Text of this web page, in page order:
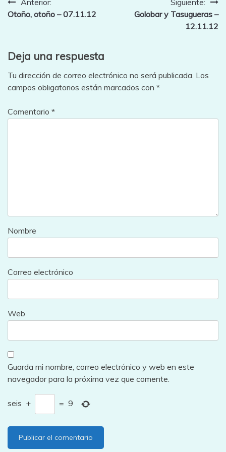
Navegación
Otoño, otoño – 07.11.12
Golobar y Tasugueras –
12.11.12
Deja una respuesta
Tu dirección de correo electrónico no será publicada. Los
campos obligatorios están marcados con *
Comentario *
Nombre
Correo electrónico
Web
Guarda mi nombre, correo electrónico y web en este
navegador para la próxima vez que comente.
seis + = 9